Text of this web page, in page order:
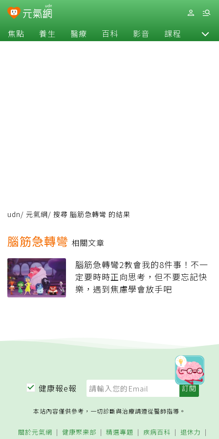
焦點 養生 醫療 百科 影音 課程 退休
udn/ 元氣網/ 搜尋 腦筋急轉彎 的結果
腦筋急轉彎 相關文章
腦筋急轉彎2教會我的8件事！不一
定要時時正向思考，但不要忘記快
樂，遇到焦慮學會放手吧
健康報e報
本站內容僅供參考，一切診斷與治療請遵從醫師指導。
關於元氣網 健康聚樂部 精選專題 疾病百科 退休力